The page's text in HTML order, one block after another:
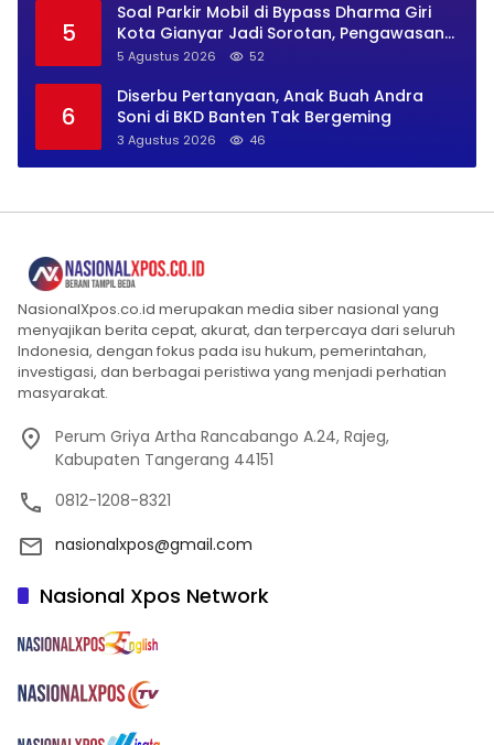
5
Soal Parkir Mobil di Bypass Dharma Giri
Kota Gianyar Jadi Sorotan, Pengawasan
Inkait Dipertanyakan
5 Agustus 2026 52
6
Diserbu Pertanyaan, Anak Buah Andra
Soni di BKD Banten Tak Bergeming
3 Agustus 2026 46
NasionalXpos.co.id merupakan media siber nasional yang
menyajikan berita cepat, akurat, dan terpercaya dari seluruh
Indonesia, dengan fokus pada isu hukum, pemerintahan,
investigasi, dan berbagai peristiwa yang menjadi perhatian
masyarakat.
Perum Griya Artha Rancabango A.24, Rajeg,
Kabupaten Tangerang 44151
0812-1208-8321
nasionalxpos@gmail.com
Nasional Xpos Network